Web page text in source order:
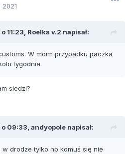
2021
11:23, Roelka v.2 napisał:
W moim przypadku paczka
tygodnia.
siedzi?
o 09:33, andyopole napisał:
drodze tylko np komuś się nie